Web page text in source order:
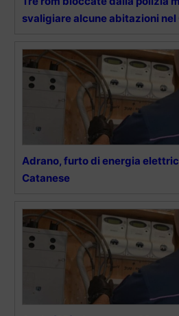
svaligiare alcune abitazioni nel
Adrano, furto di energia
Catanese